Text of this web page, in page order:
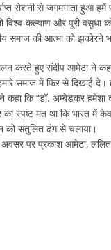
रोशनी से जगमगाता हुआ हमें
कल्याण और पूरी वसुधा
समाज की आत्मा को झकोरने
करते हुए संदीप आमेटा ने
समाज में फिर से दिखाई दे।
कि ‘‘डॉ. अम्बेडकर हमेशा
का स्पष्ट मत था कि भारत में
को संतुलित ढंग से चलाया।
पर प्रकाश आमेटा, ललित